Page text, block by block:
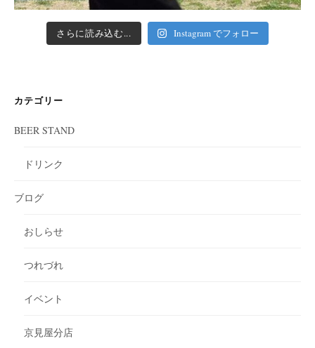
さらに読み込む... Instagram でフォロー
カテゴリー
BEER STAND
ドリンク
ブログ
おしらせ
つれづれ
イベント
京見屋分店